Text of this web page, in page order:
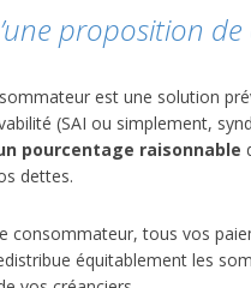
proposition
est une solution
(SAI ou simplement,
pourcentage raisonnable
dettes.
consommateur, tous vos
équitablement les